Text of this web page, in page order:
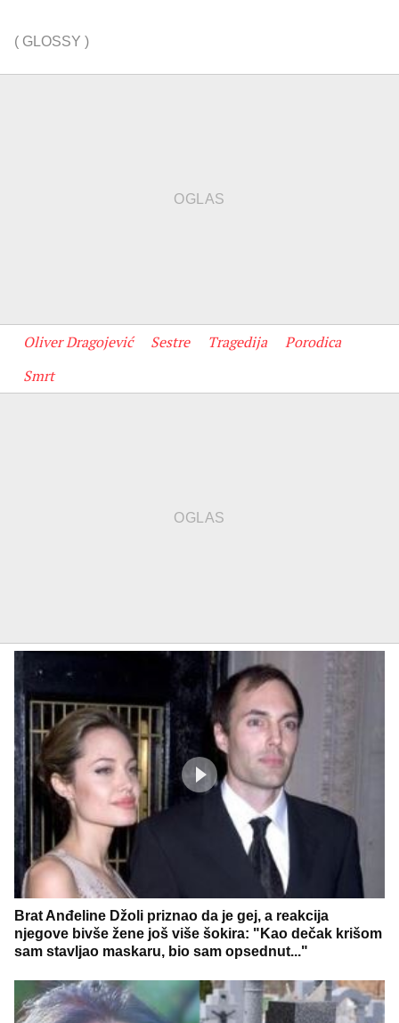
( GLOSSY )
Oliver Dragojević Sestre Tragedija
Porodica
Smrt
Brat Anđeline Džoli priznao da je gej, a reakcija
njegove bivše žene još više šokira: "Kao dečak krišom
sam stavljao maskaru, bio sam opsednut..."